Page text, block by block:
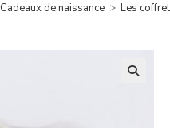
Cadeaux de naissance > Les